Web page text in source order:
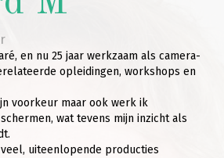
en nu 25 jaar werkzaam als camera-
opleidingen, workshops en
voorkeur maar ook werk ik
wat tevens mijn inzicht als
uiteenlopende producties